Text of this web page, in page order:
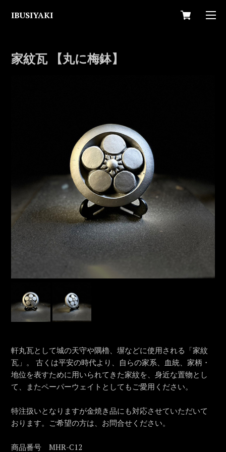
IBUSIYAKI
家紋瓦 【丸に梅鉢】
軒丸瓦として城の天守や隅櫓、塀などに使用される「家紋
瓦」。 古くは平安の時代より、自らの家系、血統、家柄・
地位を表すために用いられてきた家紋を、身近な置物とし
て、またペーパーウェイトとしてもご愛用ください。
特注扱いとなりますが金焼き品にも対応させていただいて
おります。ご希望の方は、お問合せください。
商品番号 MHR-C12